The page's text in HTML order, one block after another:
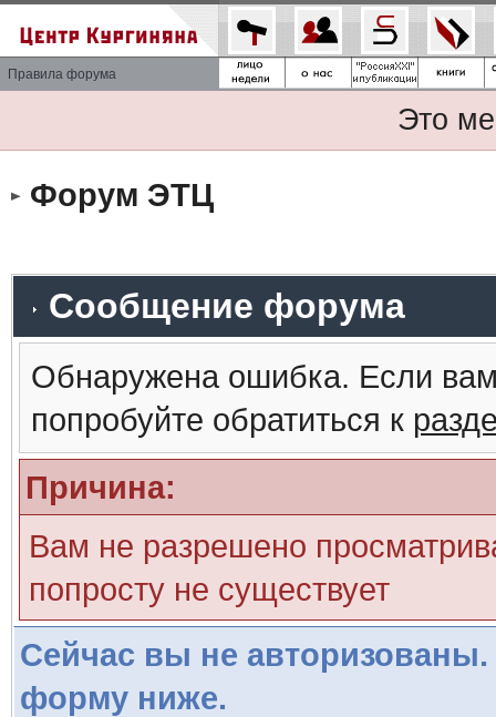
Правила форума
Это
Форум ЭТЦ
Сообщение форума
Обнаружена ошибка. Если
попробуйте обратиться к
Причина:
Вам не разрешено
попросту не существует
Сейчас вы не авторизованы.
форму ниже.